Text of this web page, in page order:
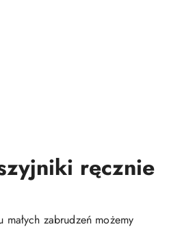
ręcznie
zabrudzeń możemy